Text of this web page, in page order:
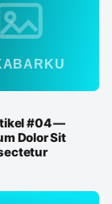
#04 —
Dolor Sit